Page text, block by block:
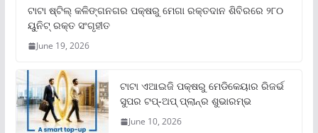
ଟାଟା ଷ୍ଟିଲ୍‌ କଳିଙ୍ଗନଗର ପକ୍ଷରୁ ମେଗା ରକ୍ତଦାନ ଶିବିରରେ ୨୮୦
ୟୁନିଟ୍‌ ରକ୍ତ ସଂଗୃହୀତ
June 19, 2026
ଟାଟା ଏଆଇଜି ପକ୍ଷରୁ ମେଡିକେୟାର ରିଜର୍ଭ
ସୁପର ଟପ୍‌-ଅପ୍ ପ୍ଲାନ୍‌ର ଶୁଭାରମ୍ଭ
June 10, 2026